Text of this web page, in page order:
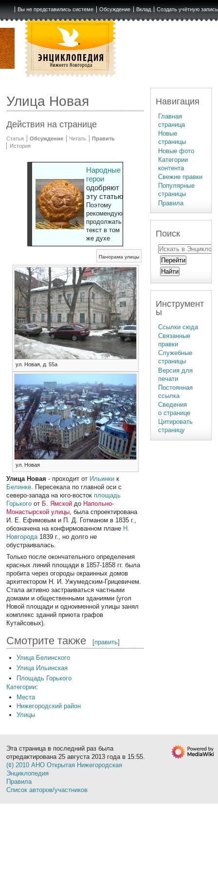
Вы не представились системе Обсуждение Вклад Создать учётную запись
Улица Новая
Действия на странице
Статья Обсуждение Читать
Править
История
Народные
герои
одобряют
эту статью
Поэтому
рекомендуют
продолжать
текст в том
же духе
Панорама улицы
ул. Новая, д. 55а
ул. Новая
Улица Новая - проходит от Ильинки к
Белинке. Пересекала по главной оси с
северо-запада на юго-восток площадь
Горького от Б. Ямской до Напольно-
Монастырской улицы, была спроектирована
И. Е. Ефимовым и П. Д. Готманом в 1835 г.,
обозначена на конфирмованном плане Н.
Новгорода1839 г., но долго не
обустраивалась.
Только после окончательного определения
красных линий площади в 1857-1858 гг. была
пробита через огороды окраинных домов
архитектором Н. И. Ужумедским-Грицевичем.
Стала активно застраиваться частными
домами и общественными зданиями (угол
Новой площади и одноименной улицы занял
комплекс зданий приюта графов
Кутайсовых).
Смотрите также [править]
Улица Белинского
Улица Ильинская
Площадь Горького
Категории:
Места
Нижегородский район
Улицы
Навигация
Главная
страница
Новые
страницы
Новые фото
Категории
контента
Свежие правки
Популярные
страницы
Правила
Поиск
Инструмент
ы
Ссылки сюда
Связанные
правки
Служебные
страницы
Версия для
печати
Постоянная
ссылка
Сведения
о странице
Цитировать
страницу
Эта страница в последний раз была
отредактирована 25 августа 2013 года в 15:55.
(¢) 2010 АНО Открытая Нижегородская
Энциклопедия
Правила
Список авторов/участников